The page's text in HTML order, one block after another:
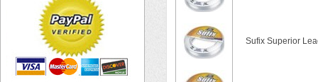
Sufix Superior